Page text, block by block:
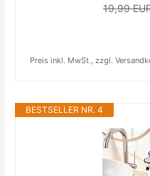
19,99
Preis inkl. MwSt., zzgl.
BESTSELLER NR. 4